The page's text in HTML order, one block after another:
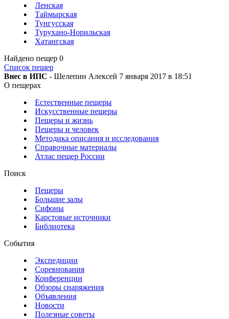
Ленская
Таймырская
Тунгусская
Турухано-Норильская
Хатангская
Найдено пещер 0
Список пещер
Внес в ИПС - Шелепин Алексей 7 января 2017 в 18:51
О пещерах
Естественные пещеры
Искусственные пещеры
Пещеры и жизнь
Пещеры и человек
Методика описания и исследования
Справочные материалы
Атлас пещер России
Поиск
Пещеры
Большие залы
Сифоны
Карстовые источники
Библиотека
События
Экспедиции
Соревнования
Конференции
Обзоры снаряжения
Объявления
Новости
Полезные советы